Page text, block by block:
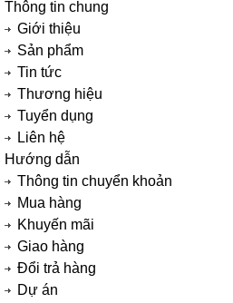
Thông tin chung
Giới thiệu
Sản phẩm
Tin tức
Thương hiệu
Tuyển dụng
Liên hệ
Hướng dẫn
Thông tin chuyển khoản
Mua hàng
Khuyến mãi
Giao hàng
Đổi trả hàng
Dự án